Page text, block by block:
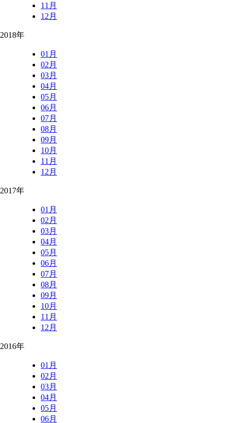
11月
12月
2018年
01月
02月
03月
04月
05月
06月
07月
08月
09月
10月
11月
12月
2017年
01月
02月
03月
04月
05月
06月
07月
08月
09月
10月
11月
12月
2016年
01月
02月
03月
04月
05月
06月